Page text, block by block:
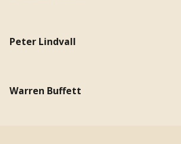
Peter Lindvall
Warren Buffett